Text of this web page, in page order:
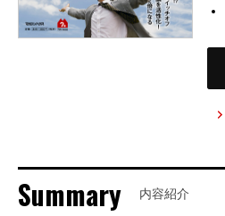
Summary 内容紹介